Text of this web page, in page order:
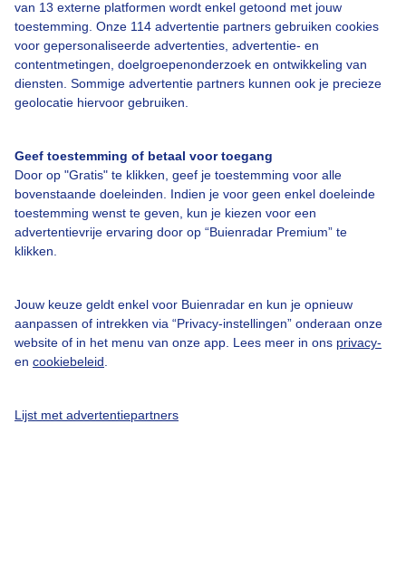
van 13 externe platformen wordt enkel getoond met jouw
toestemming. Onze 114 advertentie partners gebruiken cookies
voor gepersonaliseerde advertenties, advertentie- en
contentmetingen, doelgroepenonderzoek en ontwikkeling van
diensten. Sommige advertentie partners kunnen ook je precieze
geolocatie hiervoor gebruiken.
Geef toestemming of betaal voor toegang
Door op "Gratis" te klikken, geef je toestemming voor alle
bovenstaande doeleinden. Indien je voor geen enkel doeleinde
toestemming wenst te geven, kun je kiezen voor een
advertentievrije ervaring door op “Buienradar Premium” te
klikken.
Jouw keuze geldt enkel voor Buienradar en kun je opnieuw
aanpassen of intrekken via “Privacy-instellingen” onderaan onze
website of in het menu van onze app. Lees meer in ons privacy-
en cookiebeleid
Lijst met advertentiepartners
De buien trekken van het zuidwesten naar het noordoosten
van ons land. Bij het onweer is ook kans op hagel en
windstoten. De grootste buien zitten in het oosten en
noordoosten van ons land, en misschien ook nog in Limburg,
zo stelt meteoroloog Marc de Jong van Buienradar.
we inmiddels al wel gehad", zegt De Jong.
Kijk hier hoe het onweer bij jou in de buurt eraan toe gaat:
Rijkswaterstaat heeft eerder vandaag
De avondvierdaagse in Loosdrecht ging door onder extra
veiligheidsmaatregelen. Na de onrust rond anti-azc-
demonstraties besloot een basisschool uit Hilversum niet